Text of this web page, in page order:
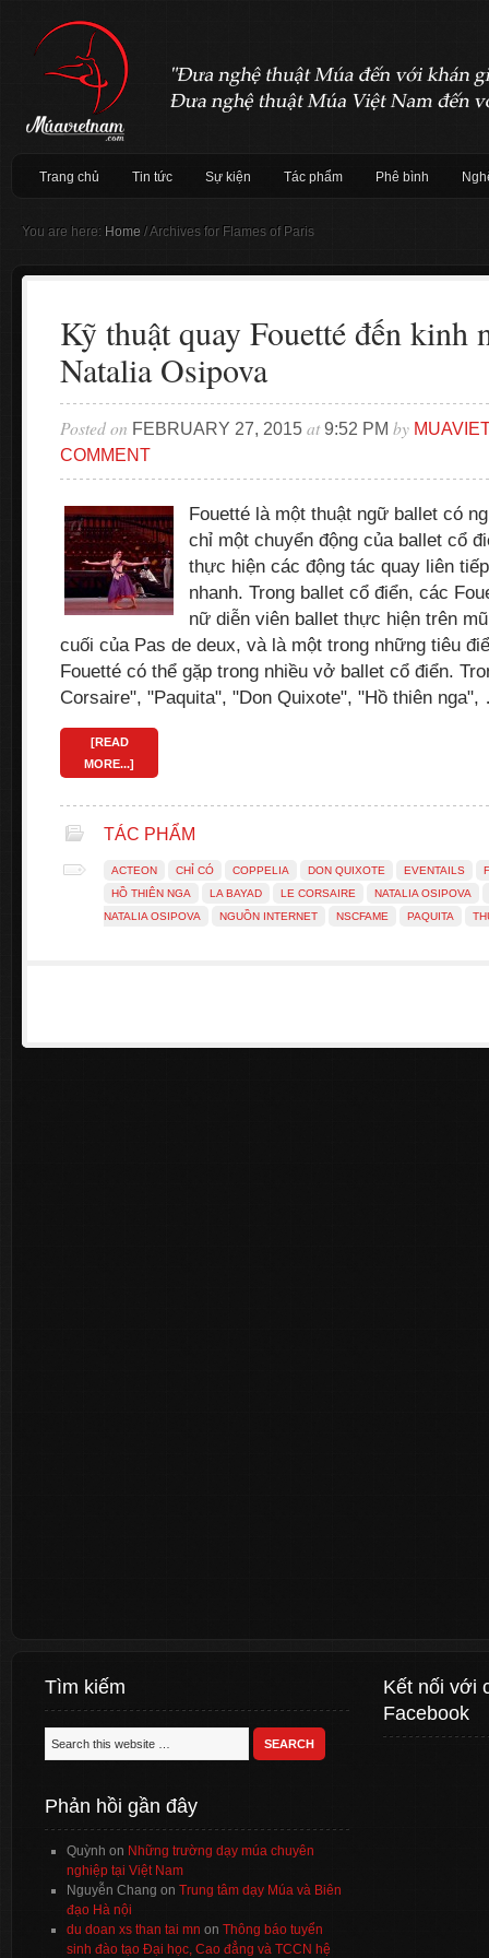
Trang chủ Tin tức Sự kiện Tác phẩm Phê bình
You are here: Home /Archives for Flames of Paris
Kỹ thuật quay Fouetté đến kinh
Natalia Osipova
Posted on FEBRUARY 27, 2015 at9:52 PM by
COMMENT
Fouetté là một thuật ngữ ballet có
chỉ một chuyển động của ballet cổ
thực hiện các động tác quay liên
nhanh. Trong ballet cổ điển, các
nữ diễn viên ballet thực hiện trên
cuối của Pas de deux, và là một trong những tiêu
Fouetté có thể gặp trong nhiều vở ballet cổ điển.
Corsaire", "Paquita", "Don Quixote", "Hồ thiên
[READ
MORE...]
TÁC PHẨM
ACTEON CHỈ CÓ COPPELIA DON QUIXOTE EVENTAILS
HỒ THIÊN NGA
LA BAYAD LE CORSAIRE
NATALIA OSIPOVA
NATALIA OSIPOVA
NGUỒN INTERNET NSCFAME PAQUITA
Tìm kiếm
Phản hồi gần đây
Quỳnh on Những trường dạy múa chuyên
nghiệp tại Việt Nam
Nguyễn Chang on Trung tâm dạy Múa và Biên
đạo Hà nội
du doan xs than tai mn on Thông báo tuyển
sinh đào tạo Đại học, Cao đẳng và TCCN hệ
Kết nối với
Facebook